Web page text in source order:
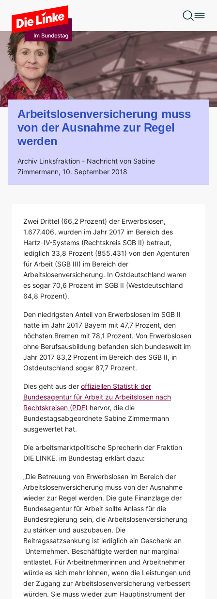
Zum Hauptinhalt springen
Arbeitslosenversicherung muss
von der Ausnahme zur Regel
werden
Archiv Linksfraktion - Nachricht von Sabine
Zimmermann, 10. September 2018
Zwei Drittel (66,2 Prozent) der Erwerbslosen,
1.677.406, wurden im Jahr 2017 im Bereich des
Hartz-IV-Systems (Rechtskreis SGB II) betreut,
lediglich 33,8 Prozent (855.431) von den Agenturen
für Arbeit (SGB III) im Bereich der
Arbeitslosenversicherung. In Ostdeutschland waren
es sogar 70,6 Prozent im SGB II (Westdeutschland
64,8 Prozent).
Den niedrigsten Anteil von Erwerbslosen im SGB II
hatte im Jahr 2017 Bayern mit 47,7 Prozent, den
höchsten Bremen mit 78,1 Prozent. Von Erwerbslosen
ohne Berufsausbildung befanden sich bundesweit im
Jahr 2017 83,2 Prozent im Bereich des SGB II, in
Ostdeutschland sogar 87,7 Prozent.
Dies geht aus der offiziellen Statistik der
Bundesagentur für Arbeit zu Arbeitslosen nach
Rechtskreisen (PDF) hervor, die die
Bundestagsabgeordnete Sabine Zimmermann
ausgewertet hat.
Die arbeitsmarktpolitische Sprecherin der Fraktion
DIE LINKE. im Bundestag erklärt dazu:
„Die Betreuung von Erwerbslosen im Bereich der
Arbeitslosenversicherung muss von der Ausnahme
wieder zur Regel werden. Die gute Finanzlage der
Bundesagentur für Arbeit sollte Anlass für die
Bundesregierung sein, die Arbeitslosenversicherung
zu stärken und auszubauen. Die
Beitragssatzsenkung ist lediglich ein Geschenk an
Unternehmen. Beschäftigte werden nur marginal
entlastet. Für Arbeitnehmerinnen und Arbeitnehmer
würde es sich mehr lohnen, wenn die Leistungen und
der Zugang zur Arbeitslosenversicherung verbessert
würden. Sie muss wieder zum Hauptinstrument der